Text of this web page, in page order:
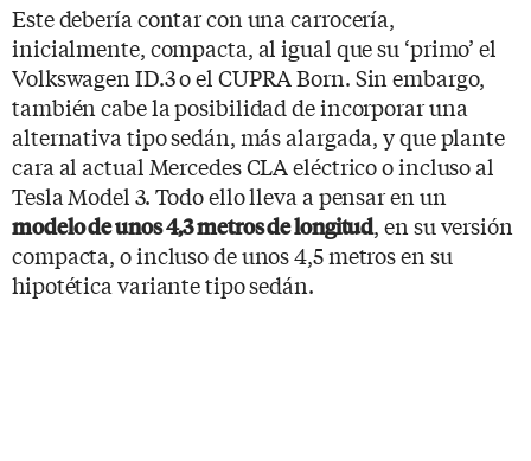
Este debería contar con una carrocería,
inicialmente, compacta, al igual que su ‘primo’ el
Volkswagen ID.3 o el CUPRA Born. Sin embargo,
también cabe la posibilidad de incorporar una
alternativa tipo sedán, más alargada, y que plante
cara al actual Mercedes CLA eléctrico o incluso al
Tesla Model 3. Todo ello lleva a pensar en un
modelo de unos 4,3 metros de longitud, en su versión
compacta, o incluso de unos 4,5 metros en su
hipotética variante tipo sedán.